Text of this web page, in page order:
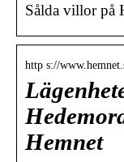
Sålda villor på
http s://
Hemnet